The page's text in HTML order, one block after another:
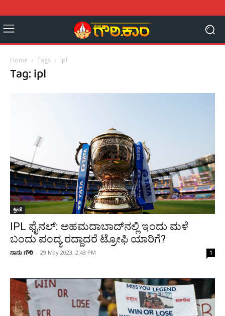
Home Tags Ipl
Tag: ipl
ಕ್ರೀಡೆ
IPL ಫೈನಲ್: ಅಹಮದಾಬಾದ್‌ನಲ್ಲಿ ಇಂದು ಮಳೆ
ಬಂದು ಪಂದ್ಯ ರದ್ದಾದರೆ ಟ್ರೋಫಿ ಯಾರಿಗೆ?
ನಾನು ಗೌರಿ - 29 May 2023, 2:43 PM 1